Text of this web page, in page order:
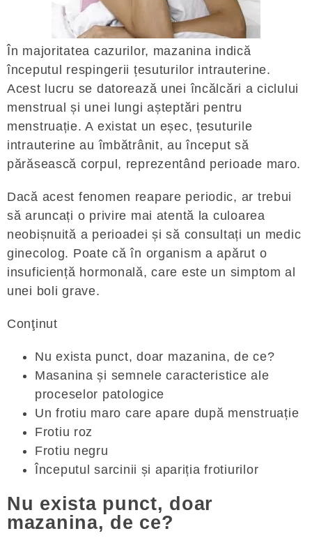
În majoritatea cazurilor, mazanina indică
începutul respingerii țesuturilor intrauterine.
Acest lucru se datorează unei încălcări a ciclului
menstrual și unei lungi așteptări pentru
menstruație. A existat un eșec, țesuturile
intrauterine au îmbătrânit, au început să
părăsească corpul, reprezentând perioade maro.
Dacă acest fenomen reapare periodic, ar trebui
să aruncați o privire mai atentă la culoarea
neobișnuită a perioadei și să consultați un medic
ginecolog. Poate că în organism a apărut o
insuficiență hormonală, care este un simptom al
unei boli grave.
Conţinut
Nu exista punct, doar mazanina, de ce?
Masanina și semnele caracteristice ale
proceselor patologice
Un frotiu maro care apare după menstruație
Frotiu roz
Frotiu negru
Începutul sarcinii și apariția frotiurilor
Nu exista punct, doar
mazanina, de ce?